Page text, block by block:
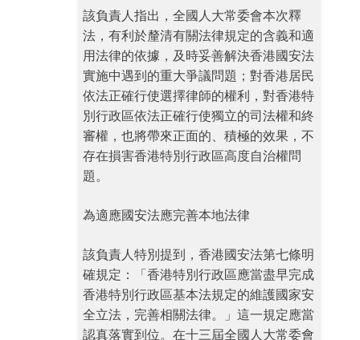
該負責人指出，全國人大常委會本次釋
法，有利於釐清有關法律規定的含義和適
用法律的依據，及時妥善解決香港國安法
實施中遇到的重大爭議問題；對香港居民
依法正確行使選擇律師的權利，對香港特
別行政區依法正確行使獨立的司法權和終
審權，也將帶來正面的、積極的效果，不
存在損害香港特別行政區高度自治權問
題。
為適應國安法應完善本地法律
該負責人特別提到，香港國安法第七條明
確規定：「香港特別行政區應當盡早完成
香港特別行政區基本法規定的維護國家安
全立法，完善相關法律。」這一規定應當
認真落實到位。在十三屆全國人大常委會